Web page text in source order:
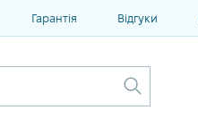
Гарантія Відгуки